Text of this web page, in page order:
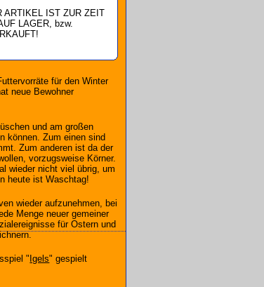
ARTIKEL IST ZUR ZEIT
LAGER, bzw.
für den Winter
neue Bewohner
und am großen
können. Zum einen sind
Zum anderen ist da der
vorzugsweise Körner.
wieder nicht viel übrig, um
heute ist Waschtag!
wieder aufzunehmen, bei
Menge neuer gemeiner
für Ostern und
" Igels" gespielt